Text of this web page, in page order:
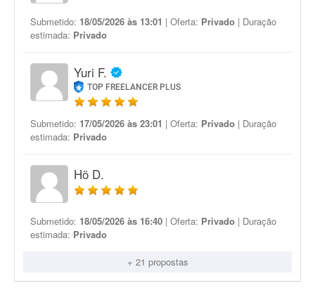
Submetido: 18/05/2026 às 13:01 | Oferta: Privado | Duração
estimada: Privado
Yuri F.
TOP FREELANCER PLUS
Submetido: 17/05/2026 às 23:01 | Oferta: Privado | Duração
estimada: Privado
Hö D.
Submetido: 18/05/2026 às 16:40 | Oferta: Privado | Duração
estimada: Privado
+ 21 propostas